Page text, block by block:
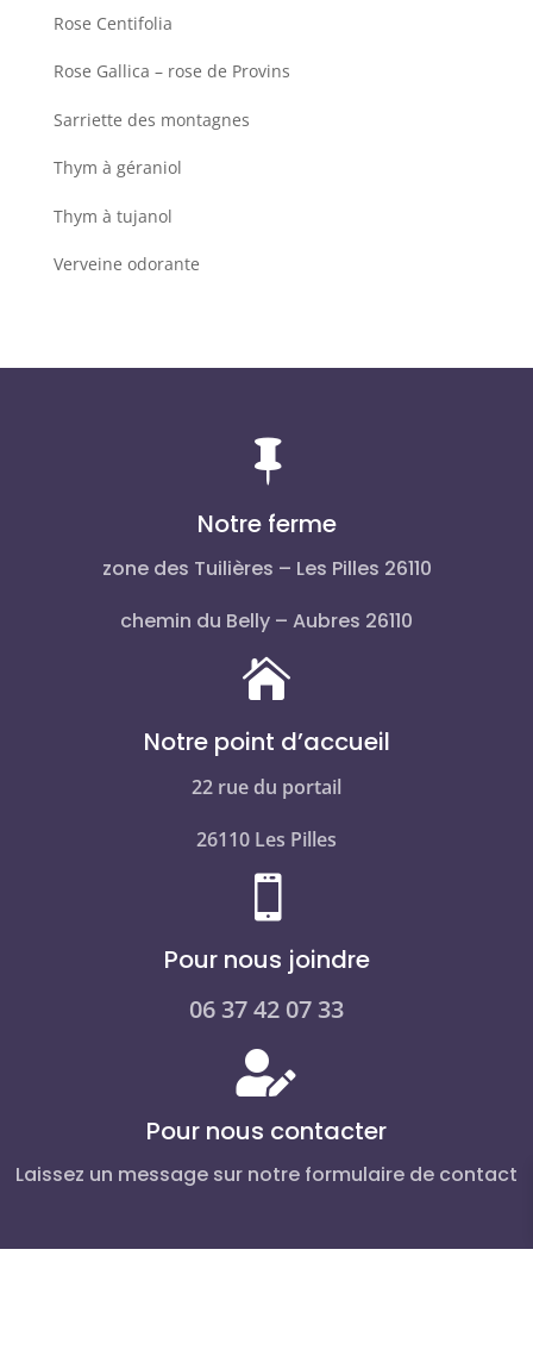
Rose Centifolia
Rose Gallica – rose de Provins
Sarriette des montagnes
Thym à géraniol
Thym à tujanol
Verveine odorante

Notre ferme
zone des Tuilières – Les Pilles 26110
chemin du Belly – Aubres 26110

Notre point d’accueil
22 rue du portail
26110 Les Pilles

Pour nous joindre
06 37 42 07 33

Pour nous contacter
Laissez un message sur notre formulaire de contact